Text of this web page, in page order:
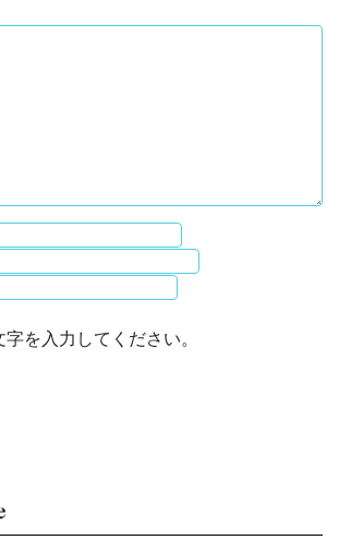
字を入力してください。